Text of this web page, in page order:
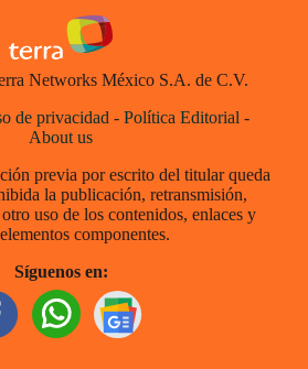
Networks México S.A. de C.V.
de privacidad - Política Editorial -
About us
previa por escrito del titular queda
la publicación, retransmisión,
uso de los contenidos, enlaces y
componentes.
Síguenos en: